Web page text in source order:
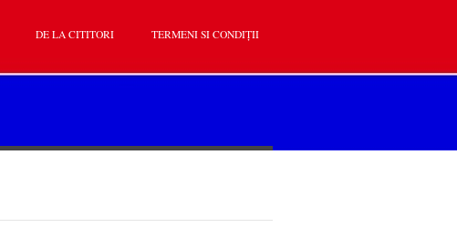
DE LA CITITORI TERMENI SI CONDIȚII